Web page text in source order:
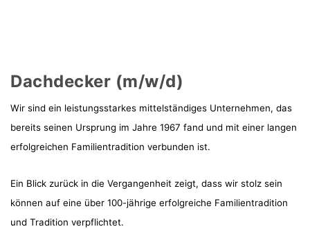
Dachdecker (m/w/d)
Wir sind ein leistungsstarkes mittelständiges Unternehmen, das
bereits seinen Ursprung im Jahre 1967 fand und mit einer langen
erfolgreichen Familientradition verbunden ist.
Ein Blick zurück in die Vergangenheit zeigt, dass wir stolz sein
können auf eine über 100-jährige erfolgreiche Familientradition
und Tradition verpflichtet.